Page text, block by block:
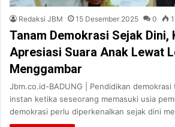
Redaksi JBM 15 Desember 2025 0
Tanam Demokrasi Sejak Dini,
Apresiasi Suara Anak Lewat
Menggambar
Jbm.co.id-BADUNG | Pendidikan demokrasi
instan ketika seseorang memasuki usia
demokrasi perlu diperkenalkan sejak dini